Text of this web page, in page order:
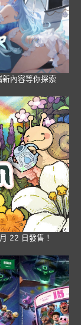
新內容等你探索
22 日發售！